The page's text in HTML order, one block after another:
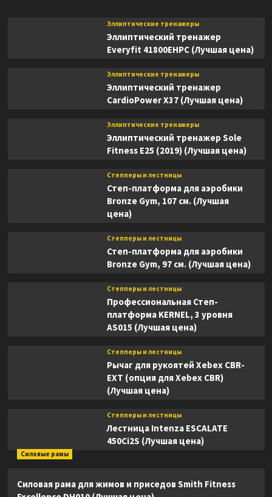
Эллиптические тренажеры
Эллиптический тренажер
Everyfit 41800EHPC (Лучшая цена)
Эллиптические тренажеры
Эллиптический тренажер
CardioPower X37 (Лучшая цена)
Эллиптические тренажеры
Эллиптический тренажер Sole
Fitness E25 (2019) (Лучшая цена)
Степперы и лестницы
Степ-платформа для аэробики
Bronze Gym, 107 см. (Лучшая
цена)
Степперы и лестницы
Степ-платформа для аэробики
Bronze Gym, 97 см. (Лучшая цена)
Степперы и лестницы
Профессиональная Степ-
платформа KERNEL, 3 уровня
AS015 (Лучшая цена)
Степперы и лестницы
Рычаг для рукоятей Xebex CBR-
EXT (опция для Xebex CBR)
(Лучшая цена)
Степперы и лестницы
Лестница Intenza ESCALATE
450Ci2S (Лучшая цена)
Силовые рамы
Силовая рама для жимов и приседов Smith Fitness